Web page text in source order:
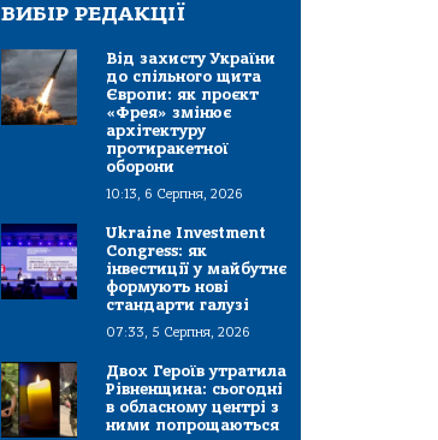
ВИБІР РЕДАКЦІЇ
Від захисту України
до спільного щита
Європи: як проєкт
«Фрея» змінює
архітектуру
протиракетної
оборони
10:13, 6 Серпня, 2026
Ukraine Investment
Congress: як
інвестиції у майбутнє
формують нові
стандарти галузі
07:33, 5 Серпня, 2026
Двох Героїв утратила
Рівненщина: сьогодні
в обласному центрі з
ними попрощаються